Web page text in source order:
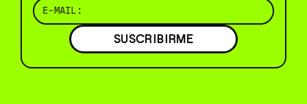
SUSCRIBIRME